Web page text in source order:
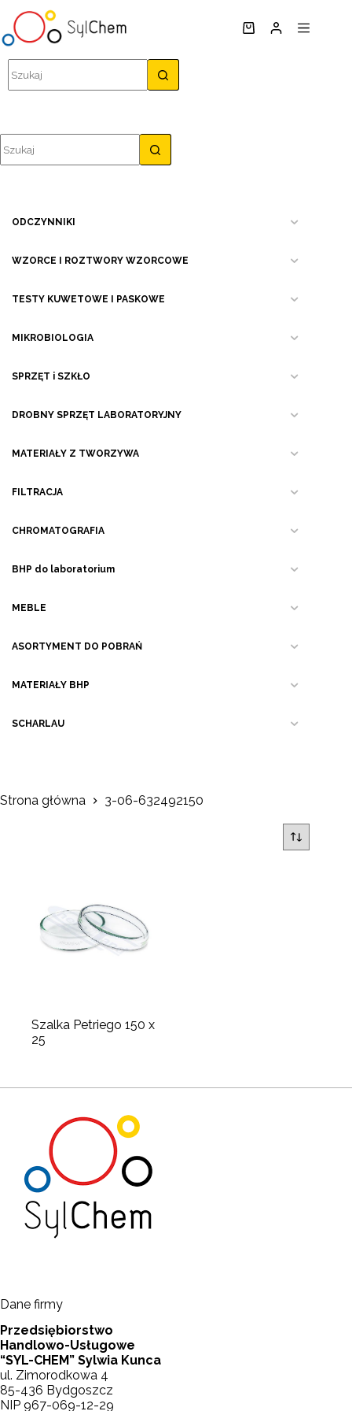
do
treści
Koszyk
wyników
Strona główna 3-06-632492150
Szalka Petriego 150 x
25
wyników
ODCZYNNIKI
WZORCE I ROZTWORY WZORCOWE
TESTY KUWETOWE I PASKOWE
MIKROBIOLOGIA
SPRZĘT i SZKŁO
DROBNY SPRZĘT LABORATORYJNY
MATERIAŁY Z TWORZYWA
FILTRACJA
CHROMATOGRAFIA
BHP do laboratorium
MEBLE
ASORTYMENT DO POBRAŃ
MATERIAŁY BHP
SCHARLAU
Dane firmy
Przedsiębiorstwo
Handlowo-Usługowe
“SYL-CHEM” Sylwia Kunca
ul. Zimorodkowa 4
85-436 Bydgoszcz
NIP 967-069-12-29